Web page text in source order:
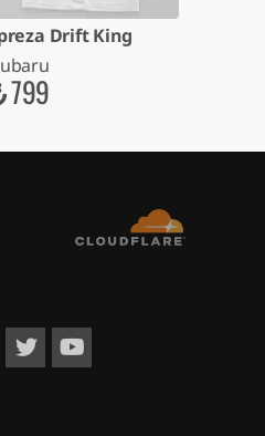
Drift King
799